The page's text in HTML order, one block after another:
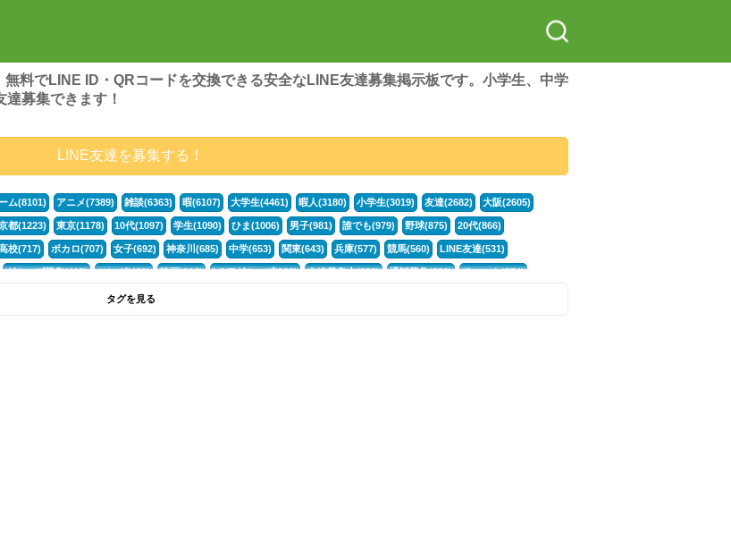
料でLINE ID・QRコードを交換できる安全なLINE友達募集掲示板です。小学生、中学
募集できます！
LINE友達を募集する！
ム(8101) アニメ(7389) 雑談(6363) 暇(6107) 大学生(4461) 暇人(3180) 小学生(3019) 友達(2682) 大阪(2605)
都(1223) 東京(1178) 10代(1097) 学生(1090) ひま(1006) 男子(981) 誰でも(979) 野球(875) 20代(866)
校(717) ボカロ(707) 女子(692) 神奈川(685) 中学(653) 関東(643) 兵庫(577) 競馬(560) LINE友達(531)
グループ募集(412) マンガ(401) 映画(396) LINEグループ(388) 友達募集中(382) 通話募集(381) チャット(374)
フォートナイト(320)
タグを見る